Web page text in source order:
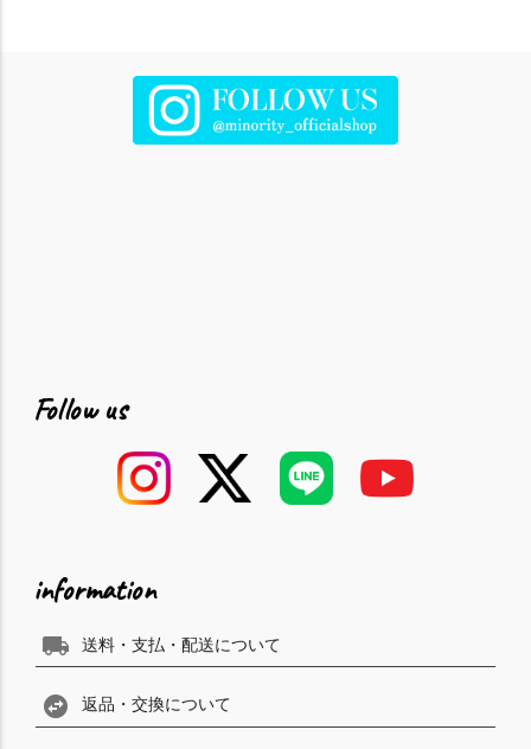
Follow us
information
local_shipping 送料・支払・配送について
swap_horizontal_circle 返品・交換について